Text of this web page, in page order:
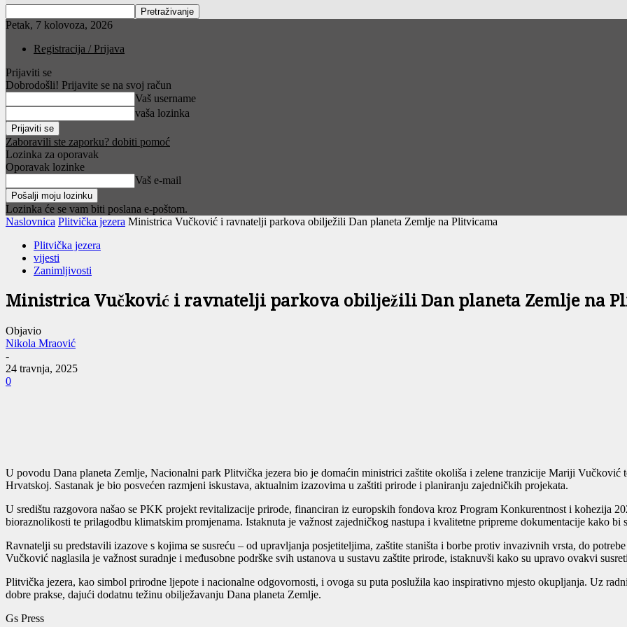
Petak, 7 kolovoza, 2026
Registracija / Prijava
Prijaviti se
Dobrodošli! Prijavite se na svoj račun
Vaš username
vaša lozinka
Zaboravili ste zaporku? dobiti pomoć
Lozinka za oporavak
Oporavak lozinke
Vaš e-mail
Lozinka će se vam biti poslana e-poštom.
Naslovnica Plitvička jezera Ministrica Vučković i ravnatelji parkova obilježili Dan planeta Zemlje na Plitvicama
Plitvička jezera
vijesti
Zanimljivosti
Ministrica Vučković i ravnatelji parkova obilježili Dan planeta Zemlje na
Objavio
Nikola Mraović
-
24 travnja, 2025
0
U povodu Dana planeta Zemlje, Nacionalni park Plitvička jezera bio je domaćin ministrici zaštite okoliša i zelene tranzicije Mariji Vučković
Hrvatskoj. Sastanak je bio posvećen razmjeni iskustava, aktualnim izazovima u zaštiti prirode i planiranju zajedničkih projekata.
U središtu razgovora našao se PKK projekt revitalizacije prirode, financiran iz europskih fondova kroz Program Konkurentnost i kohezija
bioraznolikosti te prilagodbu klimatskim promjenama. Istaknuta je važnost zajedničkog nastupa i kvalitetne pripreme dokumentacije kako
Ravnatelji su predstavili izazove s kojima se susreću – od upravljanja posjetiteljima, zaštite staništa i borbe protiv invazivnih vrsta, do
Vučković naglasila je važnost suradnje i međusobne podrške svih ustanova u sustavu zaštite prirode, istaknuvši kako su upravo ovakvi
Plitvička jezera, kao simbol prirodne ljepote i nacionalne odgovornosti, i ovoga su puta poslužila kao inspirativno mjesto okupljanja. Uz
dobre prakse, dajući dodatnu težinu obilježavanju Dana planeta Zemlje.
Gs Press